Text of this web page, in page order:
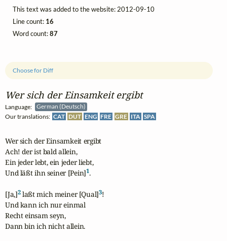
Wer sich der Einsamkeit ergibt
Language:
German (Deutsch)
Our translations: CAT DUT ENG FRE GRE ITA SPA
Choose for Diff
Wer sich der Einsamkeit ergibt
Ach! der ist bald allein,
Ein jeder lebt, ein jeder liebt,
Und läßt ihn seiner [Pein]1.
[Ja,]2 laßt mich meiner [Qual]3!
Und kann ich nur einmal
Recht einsam seyn,
Dann bin ich nicht allein.
This text was added to the website: 2012-09-10
Line count: 16
Word count:87